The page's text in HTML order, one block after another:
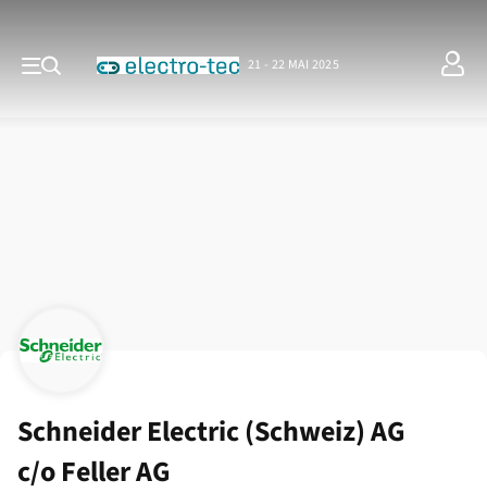
21 - 22 MAI 2025
Schneider Electric (Schweiz) AG
c/o Feller AG